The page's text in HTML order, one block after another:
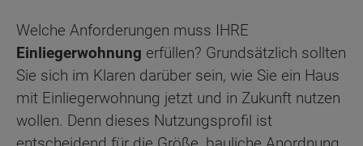
Welche Anforderungen muss IHRE
Einliegerwohnung erfüllen? Grundsätzlich sollten
Sie sich im Klaren darüber sein, wie Sie ein Haus
mit Einliegerwohnung jetzt und in Zukunft nutzen
wollen. Denn dieses Nutzungsprofil ist